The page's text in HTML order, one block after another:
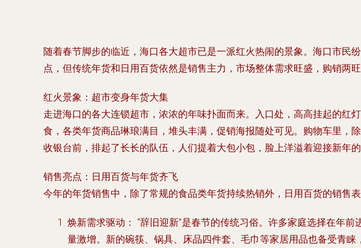
随着春节脚步的临近，海口各大超市已是一派红火热闹的景象。海口市民
点，但传统年货和日用百货依然是销售主力，市场整体需求旺盛，购销两旺
红火景象：超市变身年货大集
走进海口的各大连锁超市，浓浓的年味扑面而来。入口处，高高挂起的红
食，各类年货商品琳琅满目，堆头丰满，促销海报随处可见。购物车里，
收银台前，排起了长长的队伍，人们提着大包小包，脸上洋溢着迎接新年
销售亮点：日用百货与年货齐飞
今年的年货销售中，除了常规的食品类年货持续热销外，日用百货的销售
焕新需求驱动：
“辞旧迎新”是春节的传统习俗。许多家庭选择在年
量激增。新的碗筷、锅具、床品四件套、毛巾等家居用品也备受青睐